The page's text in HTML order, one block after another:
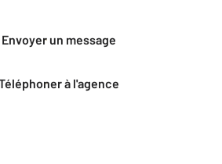
Envoyer un message
Téléphoner à l'agence